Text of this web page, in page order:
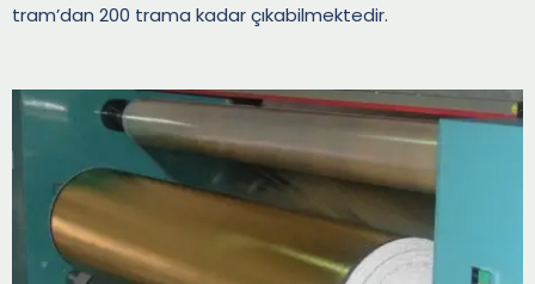
tram’dan 200 trama kadar çıkabilmektedir.